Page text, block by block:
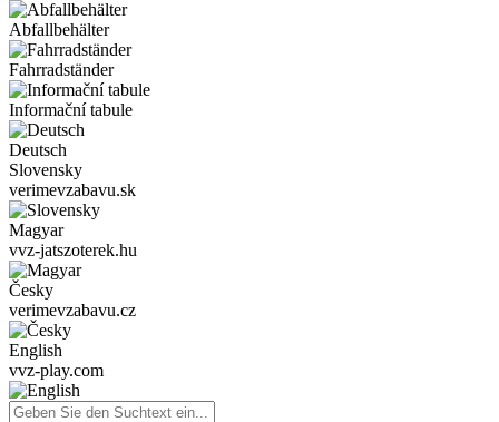
Abfallbehälter
Fahrradständer
Informační tabule
Deutsch
Slovensky
verimevzabavu.sk
Magyar
vvz-jatszoterek.hu
Česky
verimevzabavu.cz
English
vvz-play.com